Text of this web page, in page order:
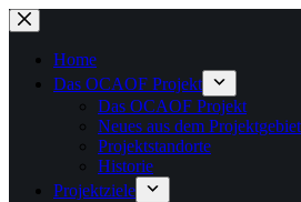
Zum
Inhalt
springenHome
Das OCAOF Projekt
Das OCAOF Projekt
Neues aus dem Projektgebiet
Projektstandorte
Historie
Projektziele